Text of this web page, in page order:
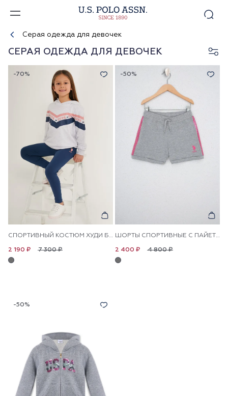
Серая одежда для девочек
СЕРАЯ ОДЕЖДА ДЛЯ ДЕВОЧЕК
-70%
СПОРТИВНЫЙ КОСТЮМ ХУДИ БРЮКИ ДЛЯ ДЕВОЧЕК
7 300 ₽
2 190 ₽
-50%
ШОРТЫ СПОРТИВНЫЕ С ПАЙЕТКАМИ ДЛЯ ДЕВОЧЕК
4 800 ₽
2 400 ₽
-50%